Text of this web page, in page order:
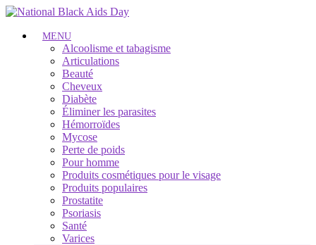
MENU
Alcoolisme et tabagisme
Articulations
Beauté
Cheveux
Diabète
Éliminer les parasites
Hémorroïdes
Mycose
Perte de poids
Pour homme
Produits cosmétiques pour le visage
Produits populaires
Prostatite
Psoriasis
Santé
Varices